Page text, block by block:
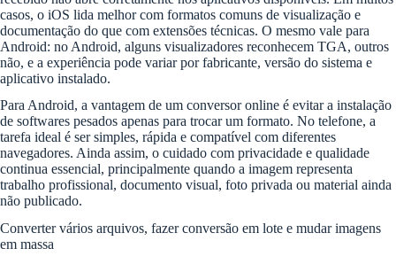
casos, o iOS lida melhor com formatos comuns de visualização e
documentação do que com extensões técnicas. O mesmo vale para
Android: no Android, alguns visualizadores reconhecem TGA, outros
não, e a experiência pode variar por fabricante, versão do sistema e
aplicativo instalado.
Para Android, a vantagem de um conversor online é evitar a instalação
de softwares pesados apenas para trocar um formato. No telefone, a
tarefa ideal é ser simples, rápida e compatível com diferentes
navegadores. Ainda assim, o cuidado com privacidade e qualidade
continua essencial, principalmente quando a imagem representa
trabalho profissional, documento visual, foto privada ou material ainda
não publicado.
Converter vários arquivos, fazer conversão em lote e mudar imagens
em massa